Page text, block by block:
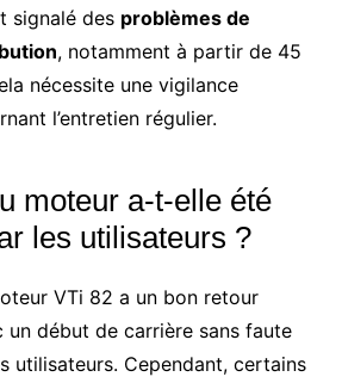
signalé des problèmes de
, notamment à partir de 45
nécessite une vigilance
l’entretien régulier.
moteur a-t-elle été
les utilisateurs ?
VTi 82 a un bon retour
un début de carrière sans faute
utilisateurs. Cependant, certains